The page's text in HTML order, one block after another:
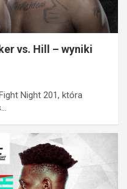
vs. Hill – wyniki
Night 201, która